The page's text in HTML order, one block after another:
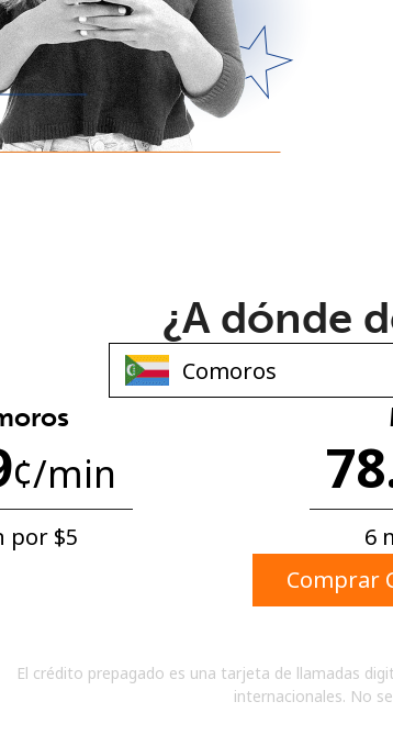
Mínimo 8 caracteres
Una letra mayúscula
Un caracter especial
¿A dónde
¢/min
por ⁦$5⁩ 6
Comprar
El crédito prepagado es una tarjeta de llamadas
internacionales. No